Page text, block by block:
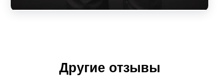
Другие отзывы